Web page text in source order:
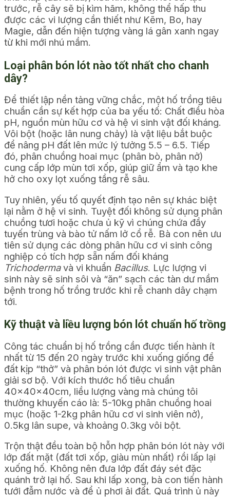
trước, rễ cây sẽ bị kìm hãm, không thể hấp thu
được các vi lượng cần thiết như Kẽm, Bo, hay
Magie, dẫn đến hiện tượng vàng lá gân xanh ngay
từ khi mới nhú mầm.
Loại phân bón lót nào tốt nhất cho chanh
dây?
Để thiết lập nền tảng vững chắc, một hố trồng tiêu
chuẩn cần sự kết hợp của ba yếu tố: Chất điều hòa
pH, nguồn mùn hữu cơ và hệ vi sinh vật đối kháng.
Vôi bột (hoặc lân nung chảy) là vật liệu bắt buộc
để nâng pH đất lên mức lý tưởng 5.5 – 6.5. Tiếp
đó, phân chuồng hoai mục (phân bò, phân nở)
cung cấp lớp mùn tơi xốp, giúp giữ ẩm và tạo khe
hở cho oxy lọt xuống tầng rễ sâu.
Tuy nhiên, yếu tố quyết định tạo nên sự khác biệt
lại nằm ở hệ vi sinh. Tuyệt đối không sử dụng phân
chuồng tươi hoặc chưa ủ kỹ vì chúng chứa đầy
tuyến trùng và bào tử nấm lở cổ rễ. Bà con nên ưu
tiên sử dụng các dòng phân hữu cơ vi sinh công
nghiệp có tích hợp sẵn nấm đối kháng
Trichodermavà vi khuẩn Bacillus. Lực lượng vi
sinh này sẽ sinh sôi và “ăn” sạch các tàn dư mầm
bệnh trong hố trồng trước khi rễ chanh dây chạm
tới.
Kỹ thuật và liều lượng bón lót chuẩn hố trồng
Công tác chuẩn bị hố trồng cần được tiến hành ít
nhất từ 15 đến 20 ngày trước khi xuống giống để
đất kịp “thở” và phân bón lót được vi sinh vật phân
giải sơ bộ. Với kích thước hố tiêu chuẩn
40x40x40cm, liều lượng vàng mà chúng tôi
thường khuyến cáo là: 5-10kg phân chuồng hoai
mục (hoặc 1-2kg phân hữu cơ vi sinh viên nở),
0.5kg lân supe, và khoảng 0.3kg vôi bột.
Trộn thật đều toàn bộ hỗn hợp phân bón lót này với
lớp đất mặt (đất tơi xốp, giàu mùn nhất) rồi lấp lại
xuống hố. Không nên đưa lớp đất đáy sét đặc
quánh trở lại hố. Sau khi lấp xong, bà con tiến hành
tưới đẫm nước và để ủ phơi ải đất. Quá trình ủ này